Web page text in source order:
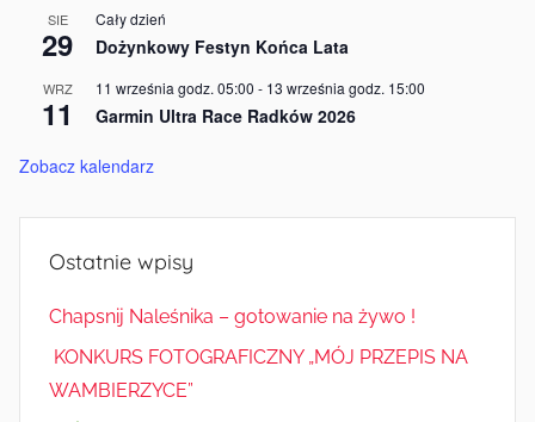
SIE
29
Cały dzień
Dożynkowy Festyn Końca Lata
WRZ
11
11 września godz. 05:00 - 13 września godz. 15:00
Garmin Ultra Race Radków 2026
Zobacz kalendarz
Ostatnie wpisy
Chapsnij Naleśnika – gotowanie na żywo !
KONKURS FOTOGRAFICZNY „MÓJ PRZEPIS NA
WAMBIERZYCE”